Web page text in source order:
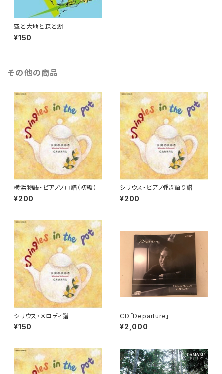
空と大地と森と湖
¥150
その他の商品
横浜物語・ピアノソロ譜（初級）
¥200
シリウス・ピアノ弾き語り譜
¥200
シリウス・メロディ譜
¥150
CD「Departure」
¥2,000